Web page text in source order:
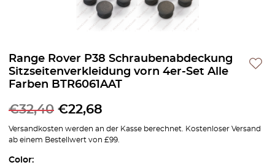
Range Rover P38 Schraubenabdeckung
Sitzseitenverkleidung vorn 4er-Set Alle
Farben BTR6061AAT
€32,40 €22,68
Versandkosten werden an der Kasse berechnet. Kostenloser Versand
ab einem Bestellwert von £99.
Color: